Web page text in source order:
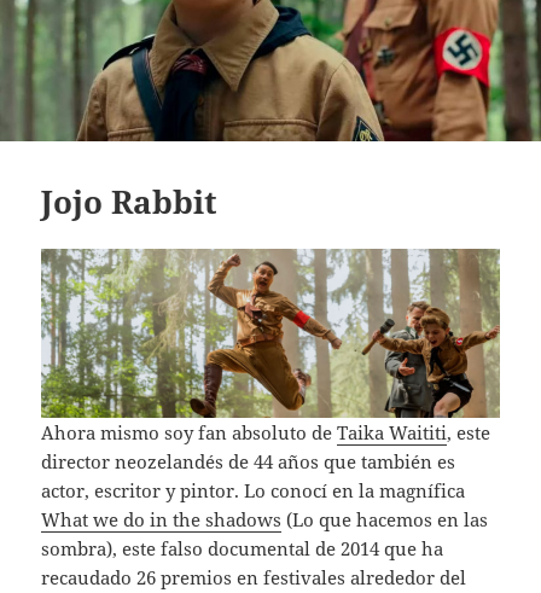
Jojo Rabbit
Ahora mismo soy fan absoluto deTaika Waititi, este
director neozelandés de 44 años que también es
actor, escritor y pintor. Lo conocí en la magnífica
What we do in the shadows (Lo que hacemos en las
sombra), este falso documental de 2014 que ha
recaudado 26 premios en festivales alrededor del